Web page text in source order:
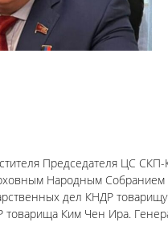
Председателя ЦС
Народным Собранием
дел КНДР
товарища Ким Чен Ира.